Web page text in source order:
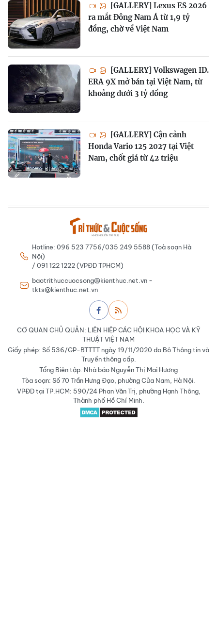
[GALLERY] Lexus ES 2026
ra mắt Đông Nam Á từ 1,9 tỷ
đồng, chờ về Việt Nam
[GALLERY] Volkswagen ID.
ERA 9X mở bán tại Việt Nam, từ
khoảng dưới 3 tỷ đồng
[GALLERY] Cận cảnh
Honda Vario 125 2027 tại Việt
Nam, chốt giá từ 42 triệu
Hotline: 096 523 7756/035 249 5588 (Toà soạn Hà
Nội)
/ 091 122 1222 (VPĐD TPHCM)
baotrithuccuocsong@kienthuc.net.vn -
tkts@kienthuc.net.vn
CƠ QUAN CHỦ QUẢN: LIÊN HIỆP CÁC HỘI KHOA HỌC VÀ KỸ
THUẬT VIỆT NAM
Giấy phép: Số 536/GP-BTTTT ngày 19/11/2020 do Bộ Thông tin và
Truyền thông cấp.
Tổng Biên tập: Nhà báo Nguyễn Thị Mai Hương
Tòa soạn: Số 70 Trần Hưng Đạo, phường Cửa Nam, Hà Nội.
VPĐD tại TP.HCM: 590/24 Phan Văn Trị, phường Hạnh Thông,
Thành phố Hồ Chí Minh.